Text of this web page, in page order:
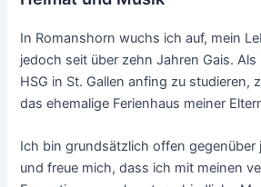
In Romanshorn wuchs ich auf, mein
jedoch seit über zehn Jahren Gais.
HSG in St. Gallen anfing zu studieren,
das ehemalige Ferienhaus meiner
Ich bin grundsätzlich offen gegenüber
und freue mich, dass ich mit meinen